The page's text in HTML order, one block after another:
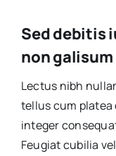
Sed debitis
non galisum
Lectus nibh
tellus cum platea
integer
Feugiat cubilia